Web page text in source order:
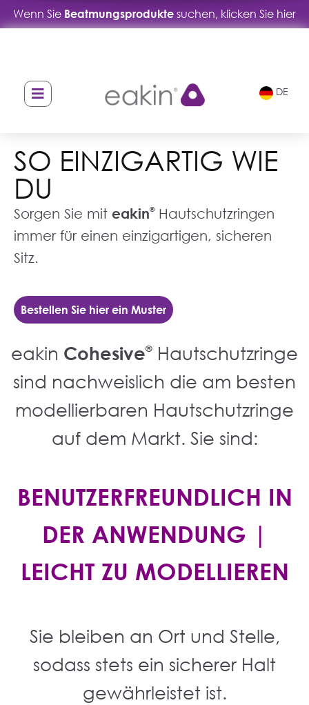
Wenn Sie Beatmungsprodukte suchen, klicken Sie hier
DE
SO EINZIGARTIG WIE
DU
Sorgen Sie mit eakin®Hautschutzringen
immer für einen einzigartigen, sicheren
Sitz.
Bestellen Sie hier ein Muster
eakin Cohesive® Hautschutzringe
sind nachweislich die am besten
modellierbaren Hautschutzringe
auf dem Markt. Sie sind:
BENUTZERFREUNDLICH IN
DER ANWENDUNG |
LEICHT ZU MODELLIEREN
Sie bleiben an Ort und Stelle,
sodass stets ein sicherer Halt
gewährleistet ist.